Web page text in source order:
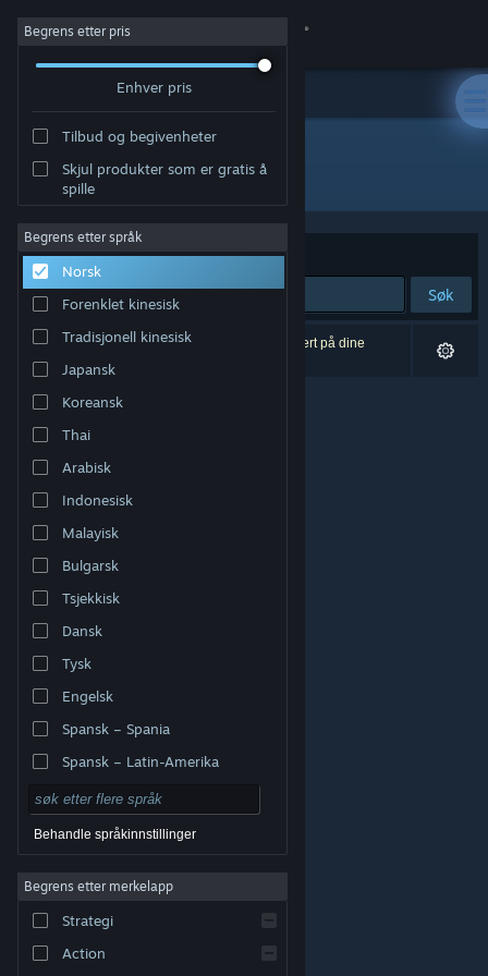
Logg inn
Om
Kundestøtte
Bytt språk
Skaff deg Steam-appen på mobil
Vis skrivebordsversjon
© Valve Corporation. Alle rettigheter reservert. Alle
Retningslinjer for personvern
Tilgjengelighet
|Steams abonnementsavtale
Refusjoner
Begrens etter pris
Enhver pris
Tilbud og begivenheter
Skjul produkter som er gratis å
spille
Begrens etter språk
Norsk
Forenklet kinesisk
Tradisjonell kinesisk
Japansk
Koreansk
Thai
Arabisk
Indonesisk
Malayisk
Bulgarsk
Tsjekkisk
Dansk
Tysk
Engelsk
Spansk – Spania
Spansk – Latin-Amerika
Behandle språkinnstillinger
Begrens etter merkelapp
Strategi
Action
Utvikler: yookond.
Sorter etter Relevans
Søk
0 treff på søket. 3 produkter er blitt utelukket basert på dine
innstillinger.